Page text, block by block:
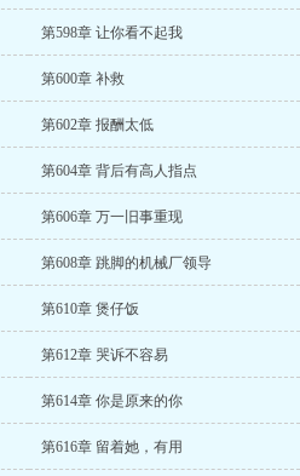
第598章 让你看不起我
第600章 补救
第602章 报酬太低
第604章 背后有高人指点
第606章 万一旧事重现
第608章 跳脚的机械厂领导
第610章 煲仔饭
第612章 哭诉不容易
第614章 你是原来的你
第616章 留着她，有用